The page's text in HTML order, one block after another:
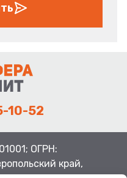
10-52
ОГРН:
край,